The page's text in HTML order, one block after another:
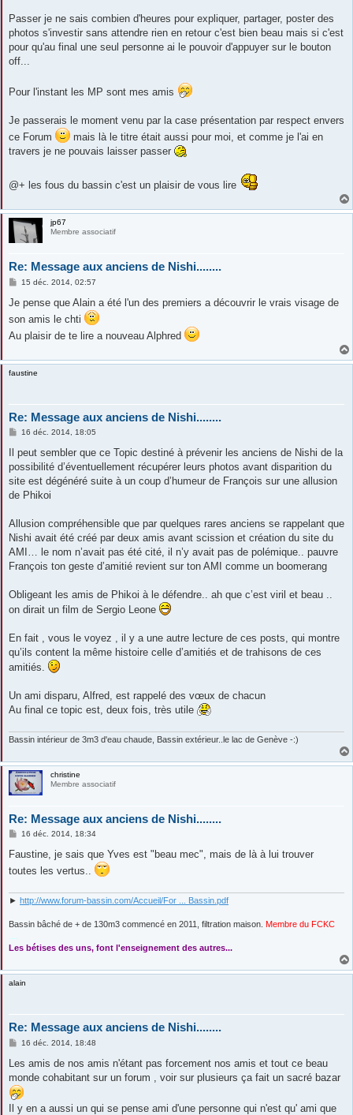
Passer je ne sais combien d'heures pour expliquer, partager, poster des
photos s'investir sans attendre rien en retour c'est bien beau mais si c'est
pour qu'au final une seul personne ai le pouvoir d'appuyer sur le bouton
off...
Pour l'instant les MP sont mes amis
Je passerais le moment venu par la case présentation par respect envers
ce Forum
mais là le titre était aussi pour moi, et comme je l'ai en
travers je ne pouvais laisser passer
@+ les fous du bassin c'est un plaisir de vous lire
jp67
Membre associatif
Re: Message aux anciens de Nishi........
M
s
a
e
15 déc. 2014, 02:57
Je pense que Alain a été l'un des premiers a découvrir le vrais visage de
son amis le chti
Au plaisir de te lire a nouveau Alphred
faustine
Re: Message aux anciens de Nishi........
M
s
s
a
g
16 déc. 2014, 18:05
Il peut sembler que ce Topic destiné à prévenir les anciens de Nishi de la
possibilité d’éventuellement récupérer leurs photos avant disparition du
site est dégénéré suite à un coup d’humeur de François sur une allusion
de Phikoi
Allusion compréhensible que par quelques rares anciens se rappelant que
Nishi avait été créé par deux amis avant scission et création du site du
AMI… le nom n’avait pas été cité, il n’y avait pas de polémique.. pauvre
François ton geste d’amitié revient sur ton AMI comme un boomerang
Obligeant les amis de Phikoi à le défendre.. ah que c’est viril et beau ..
on dirait un film de Sergio Leone
En fait , vous le voyez , il y a une autre lecture de ces posts, qui montre
qu’ils content la même histoire celle d’amitiés et de trahisons de ces
amitiés.
Un ami disparu, Alfred, est rappelé des vœux de chacun
Au final ce topic est, deux fois, très utile
Bassin intérieur de 3m3 d'eau chaude, Bassin extérieur..le lac de Genève -:)
christine
Membre associatif
Re: Message aux anciens de Nishi........
M
s
a
16 déc. 2014, 18:34
Faustine, je sais que Yves est "beau mec", mais de là à lui trouver
toutes les vertus..
► http://www.forum-bassin.com/Accueil/For ... Bassin.pdf
Bassin bâché de + de 130m3 commencé en 2011, filtration maison. Membre du FCKC
Les bétises des uns, font l'enseignement des autres...
alain
Re: Message aux anciens de Nishi........
M
s
a
g
e
16 déc. 2014, 18:48
Les amis de nos amis n'étant pas forcement nos amis et tout ce beau
monde cohabitant sur un forum , voir sur plusieurs ça fait un sacré bazar
Il y en a aussi un qui se pense ami d'une personne qui n'est qu' ami que